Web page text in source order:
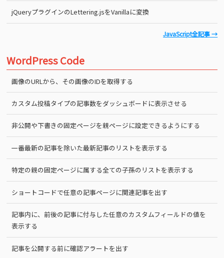
jQueryプラグインのLettering.jsをVanillaに変換
JavaScript全記事 →
WordPress Code
画像のURLから、その画像のIDを取得する
カスタム投稿タイプの記事数をダッシュボードに表示させる
非公開や下書きの固定ページを親ページに設定できるようにする
一番最新の記事を除いた最新記事のリストを表示する
特定の親の固定ページに属する全ての子孫のリストを表示する
ショートコードで任意の記事ページに関連記事を出す
記事内に、前後の記事に付与した任意のカスタムフィールドの値を
表示する
記事を公開する前に確認アラートを出す